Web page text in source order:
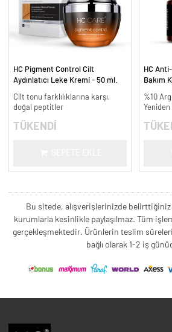
HC Pigment Control Cilt
Aydınlatıcı Leke Kremi - 50 ml.
Cilt tonu farklılıklarına karşı,
doğal peptitler
TÜKENDİ
HC Anti-
Bakım
%10
Bu sitede, alışverişlerinizde
kurumlarla kesinlikle paylaşılmaz. Tüm
gerçekleşmektedir. Ürünlerin teslim
bağlı olarak 1-2 iş